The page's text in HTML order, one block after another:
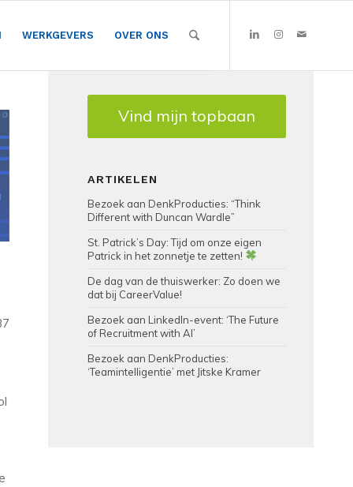
WERKGEVERS OVER ONS
Vind mijn topbaan
ARTIKELEN
Bezoek aan DenkProducties: “Think
Different with Duncan Wardle”
St. Patrick’s Day: Tijd om onze eigen
Patrick in het zonnetje te zetten!
De dag van de thuiswerker: Zo doen we
dat bij CareerValue!
Bezoek aan LinkedIn-event: ‘The Future
of Recruitment with AI’
Bezoek aan DenkProducties:
‘Teamintelligentie’ met Jitske Kramer